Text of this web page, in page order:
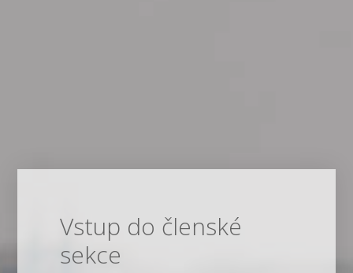
Vstup do členské
sekce